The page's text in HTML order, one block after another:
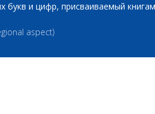
и цифр, присваиваемый
aspect)